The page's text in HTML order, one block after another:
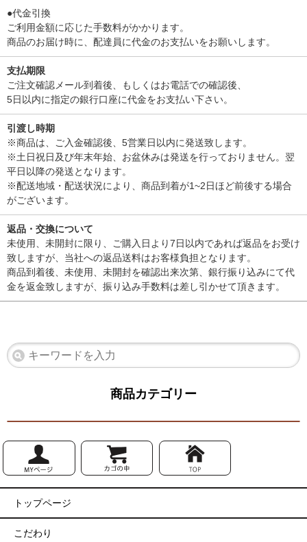
●代金引換
ご利用金額に応じた手数料がかかります。
商品のお届け時に、配達員に代金のお支払いをお願いします。
支払期限
ご注文確認メール到着後、もしくはお電話での確認後、
5日以内に指定の銀行口座に代金をお支払い下さい。
引渡し時期
※商品は、ご入金確認後、5営業日以内に発送致します。
※土日祝日及び年末年始、お盆休みは発送を行っておりません。翌
平日以降の発送となります。
※配送地域・配送状況により、商品到着が1~2日ほど前後する場合
がございます。
返品・交換について
未使用、未開封に限り、ご購入日より7日以内であれば返品をお受け
致しますが、当社への返品送料はお客様負担となります。
商品到着後、未使用、未開封を確認出来次第、銀行振り込みにて代
金を返金致しますが、振り込み手数料は差し引かせて頂きます。
商品カテゴリー
トップページ
こだわり